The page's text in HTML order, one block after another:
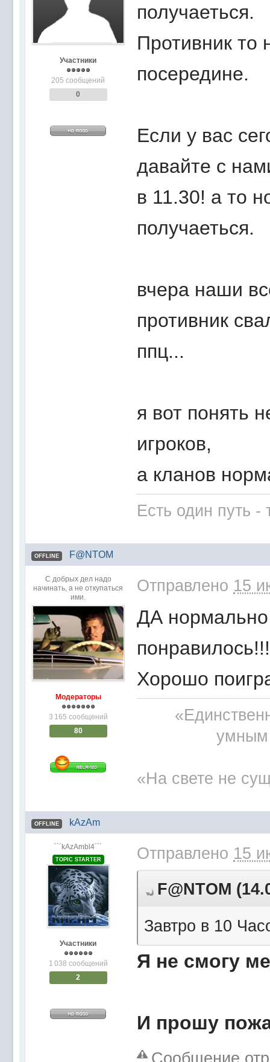
Участники
205 сообщений
0
получаеться.
Противник то
посередине.
Если у вас
давайте с
в 11.30! а то
получаеться.
вчера наши
противник
ппц...
я вот понять
игроков,
а кланов
Есть один путь
OFFLINE F@NTOM
С добрых дел надо
начинать, а не откупаться
ими.
Модераторы
3 165 сообщений
80
Отправлено 15
ДА
Хорошо
умным
«На свете не
OFFLINE kAzAm
```kAzAmbl4```
TOPIC STARTER
Участники
1 038 сообщений
2
Отправлено 15
F@NTOM
Завтро в 10
Я не смогу
И прошу
Сообщение